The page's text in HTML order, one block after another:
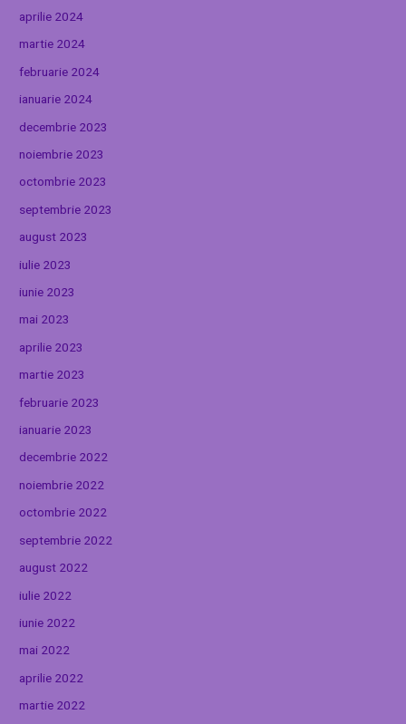
aprilie 2024
martie 2024
februarie 2024
ianuarie 2024
decembrie 2023
noiembrie 2023
octombrie 2023
septembrie 2023
august 2023
iulie 2023
iunie 2023
mai 2023
aprilie 2023
martie 2023
februarie 2023
ianuarie 2023
decembrie 2022
noiembrie 2022
octombrie 2022
septembrie 2022
august 2022
iulie 2022
iunie 2022
mai 2022
aprilie 2022
martie 2022